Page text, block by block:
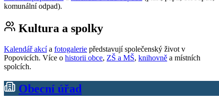
komunální odpad).
Kultura a spolky
Kalendář akcía fotogalerie představují společenský život v
Popovicích. Více o historii obce, ZŠ a MŠ, knihovně a místních
spolcích.
Obecní úřad